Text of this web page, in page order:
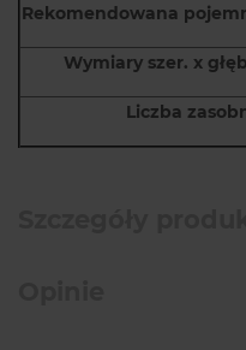
Rekomendowana
Wymiary szer. x
Liczba